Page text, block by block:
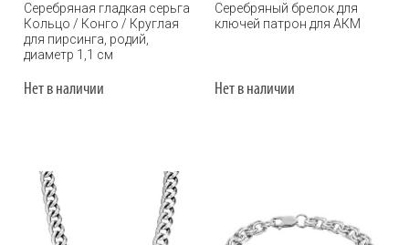
Серебряная гладкая серьга
Кольцо / Конго / Круглая
для пирсинга, родий,
диаметр 1,1 см
Нет в наличии
Серебряный брелок для
ключей патрон для АКМ
Нет в наличии